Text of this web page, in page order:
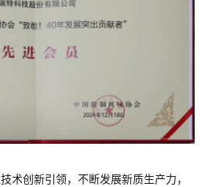
技术创新引领， 不断发展新质生产力，